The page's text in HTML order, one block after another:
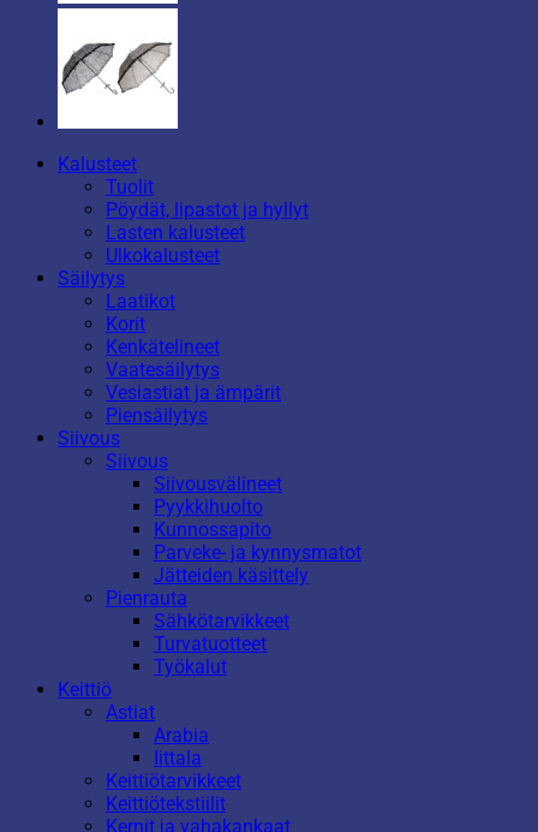
Kalusteet
Tuolit
Pöydät, lipastot ja hyllyt
Lasten kalusteet
Ulkokalusteet
Säilytys
Laatikot
Korit
Kenkätelineet
Vaatesäilytys
Vesiastiat ja ämpärit
Piensäilytys
Siivous
Siivous
Siivousvälineet
Pyykkihuolto
Kunnossapito
Parveke- ja kynnysmatot
Jätteiden käsittely
Pienrauta
Sähkötarvikkeet
Turvatuotteet
Työkalut
Keittiö
Astiat
Arabia
Iittala
Keittiötarvikkeet
Keittiötekstiilit
Kernit ja vahakankaat